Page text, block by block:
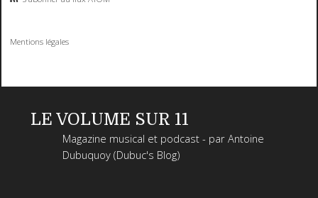
Mentions légales
LE VOLUME SUR 11
Magazine musical et podcast - par Antoine
Dubuquoy (Dubuc's Blog)